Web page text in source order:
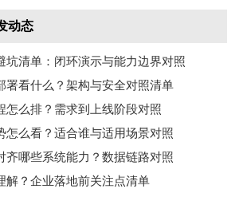
动态
坑清单：闭环演示与能力边界对照
署看什么？架构与安全对照清单
怎么排？需求到上线阶段对照
怎么看？适合谁与适用场景对照
齐哪些系统能力？数据链路对照
解？企业落地前关注点清单